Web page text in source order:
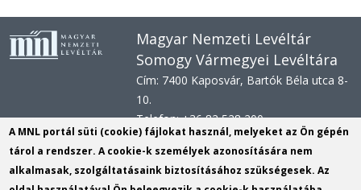
Magyar Nemzeti Levéltár
Somogy Vármegyei Levéltára
Cím: 7400 Kaposvár, Bartók Béla utca 8-
10.
Telefon: +36 82 528 200
E-mail: svl@mnl.gov.hu
Honlap: www.mnl.gov.hu/sml
Hivatali kapu azonosító: MNLSML
A MNL portál süti (cookie) fájlokat használ, melyeket az Ön gépén
tárol a rendszer. A cookie-k személyek azonosítására nem
alkalmasak, szolgáltatásaink biztosításához szükségesek. Az